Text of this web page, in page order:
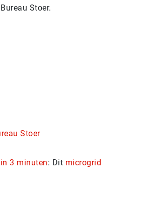
Stoer.
Stoer
3 minuten: Dit microgrid